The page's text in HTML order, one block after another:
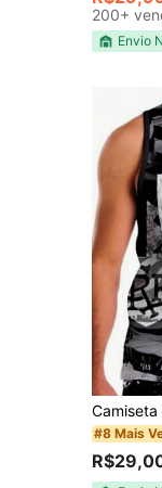
200+
Envio
#8 Mais